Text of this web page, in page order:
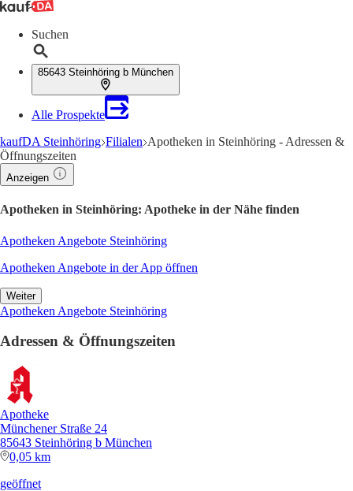
Suchen
85643 Steinhöring b München
Alle Prospekte
kaufDA Steinhöring Filialen Apotheken in Steinhöring - Adressen &
Öffnungszeiten
Anzeigen
Apotheken in Steinhöring: Apotheke in der Nähe finden
Apotheken Angebote Steinhöring
Apotheken Angebote in der App öffnen
Weiter
Apotheken Angebote Steinhöring
Adressen & Öffnungszeiten
Apotheke
Münchener Straße 24
85643 Steinhöring b München
0,05 km
geöffnet